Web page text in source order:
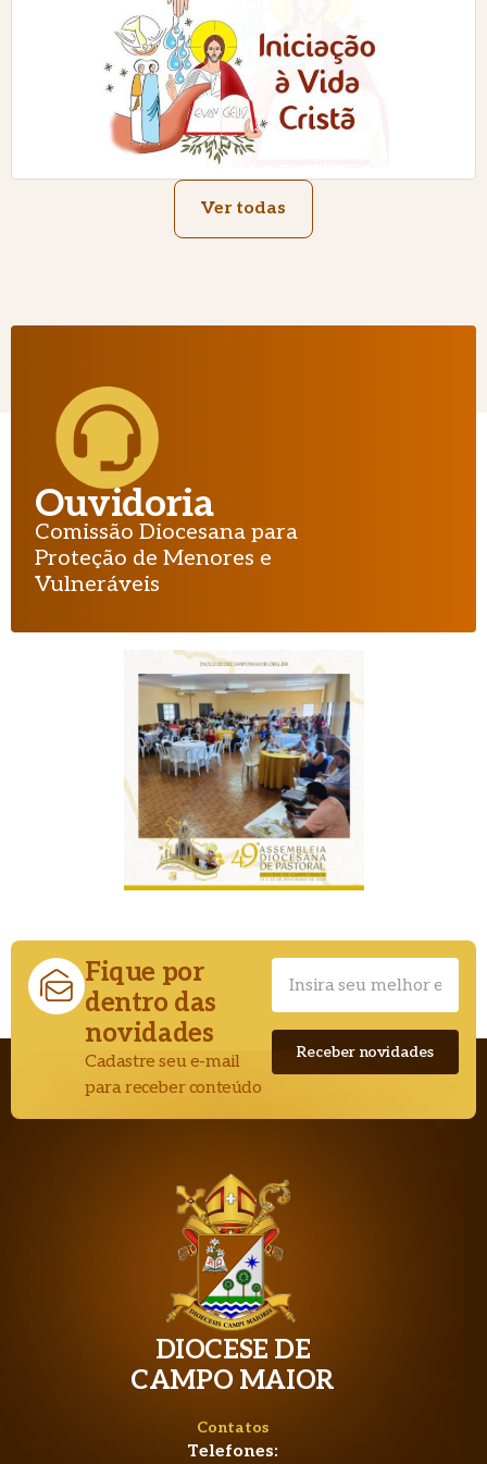
Ver todas
Ouvidoria
Comissão Diocesana para
Proteção de Menores e
Vulneráveis
Fique por
dentro das
novidades
Cadastre seu e-mail
para receber conteúdo
DIOCESE DE
CAMPO MAIOR
Contatos
Telefones: